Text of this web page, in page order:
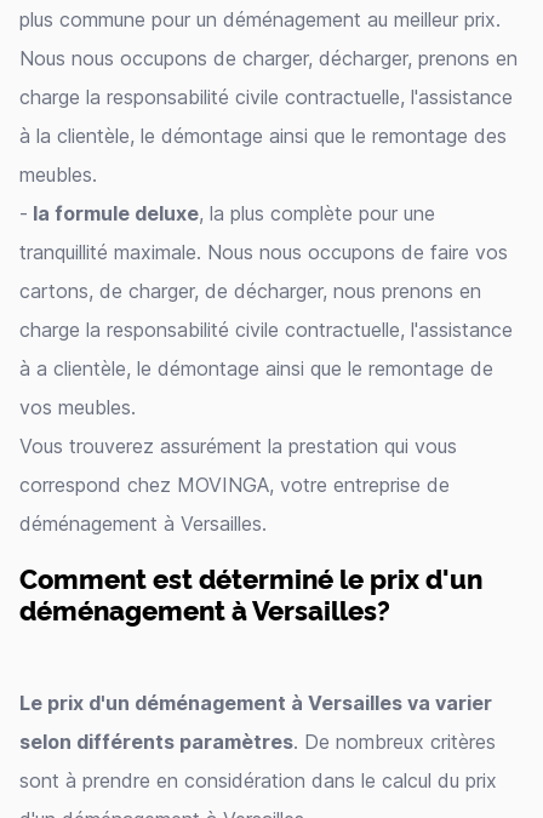
plus commune pour un déménagement au meilleur prix.
Nous nous occupons de charger, décharger, prenons en
charge la responsabilité civile contractuelle, l'assistance
à la clientèle, le démontage ainsi que le remontage des
meubles.
- la formule deluxe, la plus complète pour une
tranquillité maximale. Nous nous occupons de faire vos
cartons, de charger, de décharger, nous prenons en
charge la responsabilité civile contractuelle, l'assistance
à a clientèle, le démontage ainsi que le remontage de
vos meubles.
Vous trouverez assurément la prestation qui vous
correspond chez MOVINGA, votre entreprise de
déménagement à Versailles.
Comment est déterminé le prix d'un
déménagement à Versailles?
Le prix d'un déménagement à Versailles va varier
selon différents paramètres. De nombreux critères
sont à prendre en considération dans le calcul du prix